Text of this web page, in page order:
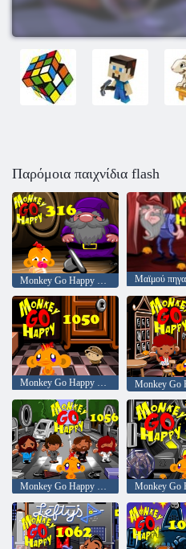
Παρόμοια παιχνίδια flash
Monkey Go Happy Stage 316
Monkey Go Happy Stage 1050
Monkey Go Happy Stage 1056